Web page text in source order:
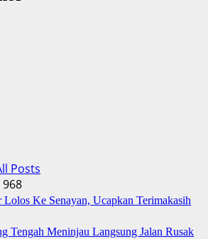
Posts
968
Ke Senayan, Ucapkan Terimakasih
Tengah Meninjau Langsung Jalan Rusak